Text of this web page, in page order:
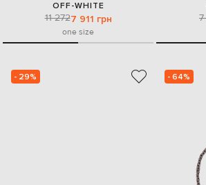
OFF-WHITE
11 2727 911 грн
one size
- 29% - 64%